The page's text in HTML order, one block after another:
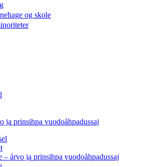
og skole
ja prinsihpa vuodoåhpadussaj
– árvo ja prinsihpa vuodoåhpadussaj